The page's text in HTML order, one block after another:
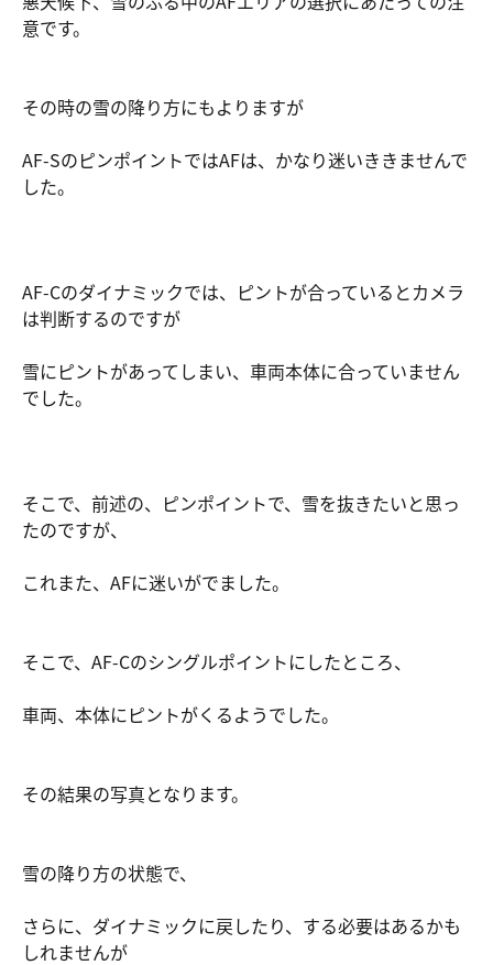
意です。
その時の雪の降り方にもよりますが
AF-SのピンポイントではAFは、かなり迷いききませんで
した。
AF-Cのダイナミックでは、ピントが合っているとカメラ
は判断するのですが
雪にピントがあってしまい、車両本体に合っていません
でした。
そこで、前述の、ピンポイントで、雪を抜きたいと思っ
たのですが、
これまた、AFに迷いがでました。
そこで、AF-Cのシングルポイントにしたところ、
車両、本体にピントがくるようでした。
その結果の写真となります。
雪の降り方の状態で、
さらに、ダイナミックに戻したり、する必要はあるかも
しれませんが